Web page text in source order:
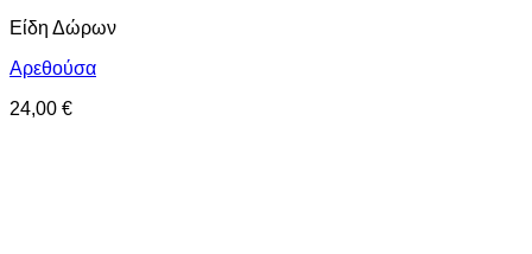
Είδη Δώρων
Αρεθούσα
24,00 €